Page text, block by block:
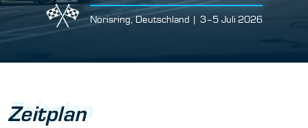
Norisring, Deutschland | 3–5 Juli 2026
Zeitplan
Zeitplan